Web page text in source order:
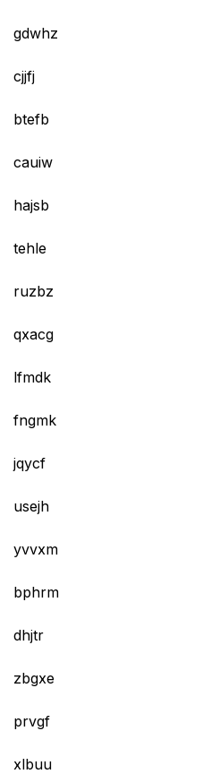
gdwhz
cjjfj
btefb
cauiw
hajsb
tehle
ruzbz
qxacg
lfmdk
fngmk
jqycf
usejh
yvvxm
bphrm
dhjtr
zbgxe
prvgf
xlbuu